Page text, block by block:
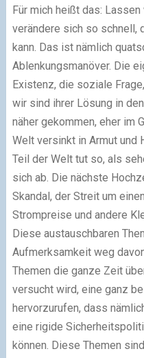
Für mich heißt das:
verändere sich so schnell,
kann. Das ist nämlich
Ablenkungsmanöver. Die
Existenz, die soziale
wir sind ihrer Lösung in
näher gekommen, eher im
Welt versinkt in Armut und
Teil der Welt tut so, als
sich ab. Die nächste
Skandal, der Streit um
Strompreise und andere
Diese austauschbaren
Aufmerksamkeit weg
Themen die ganze Zeit
versucht wird, eine ganz
hervorzurufen, dass
eine rigide
können. Diese Themen